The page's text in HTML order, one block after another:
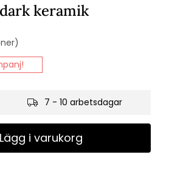
keramik
7 - 10 arbetsdagar
Lägg i varukorg